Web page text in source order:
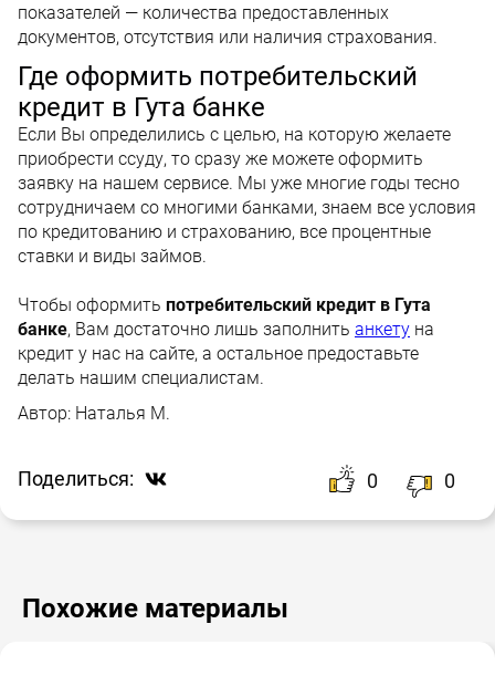
показателей — количества предоставленных
документов, отсутствия или наличия страхования.
Где оформить потребительский
кредит в Гута банке
Если Вы определились с целью, на которую желаете
приобрести ссуду, то сразу же можете оформить
заявку на нашем сервисе. Мы уже многие годы тесно
сотрудничаем со многими банками, знаем все условия
по кредитованию и страхованию, все процентные
ставки и виды займов.
Чтобы оформить потребительский кредит в Гута
банке, Вам достаточно лишь заполнить анкету на
кредит у нас на сайте, а остальное предоставьте
делать нашим специалистам.
Автор: Наталья М.
Поделиться: 0 0
Похожие материалы